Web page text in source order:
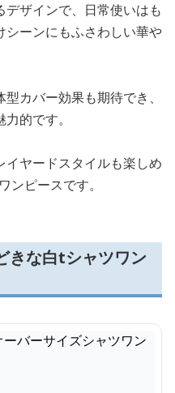
ザインで、日常使いはも
シーンにもふさわしい華や
カバー効果も期待でき、
的です。
ヤードスタイルも楽しめ
ンピースです。
きな白tシャツワン